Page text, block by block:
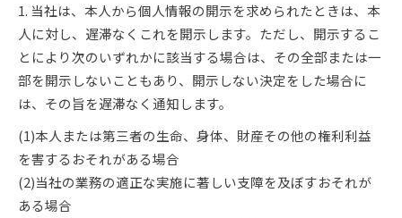
1. 当社は、本人から個人情報の開示を求められたときは、本
人に対し、遅滞なくこれを開示します。ただし、開示するこ
とにより次のいずれかに該当する場合は、その全部または一
部を開示しないこともあり、開示しない決定をした場合に
は、その旨を遅滞なく通知します。
(1)本人または第三者の生命、身体、財産その他の権利利益
を害するおそれがある場合
(2)当社の業務の適正な実施に著しい支障を及ぼすおそれが
ある場合